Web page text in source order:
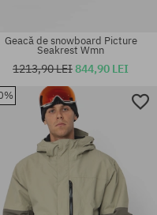
existente:
Geacă de snowboard Picture
Seakrest Wmn
1213,90 LEI844,90 LEI